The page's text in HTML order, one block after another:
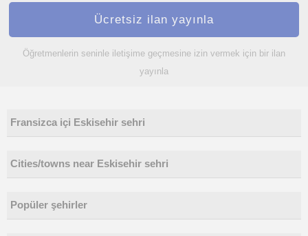
Ücretsiz ilan yayınla
Öğretmenlerin seninle iletişime geçmesine izin vermek için bir ilan
yayınla
Fransizca içi Eskisehir sehri
Cities/towns near Eskisehir sehri
Popüler şehirler